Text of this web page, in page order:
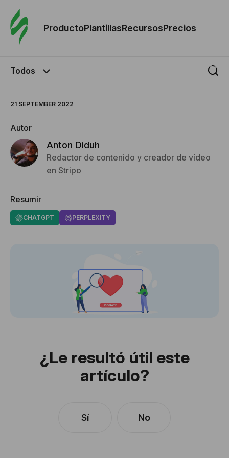
ProductoPlantillasRecursosPrecios
Todos
21 SEPTEMBER 2022
Autor
Anton Diduh
Redactor de contenido y creador de vídeo
en Stripo
Resumir
CHATGPT PERPLEXITY
¿Le resultó útil este
artículo?
Sí No